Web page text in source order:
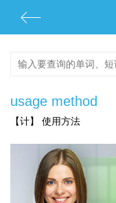
usage method
【计】 使用方法